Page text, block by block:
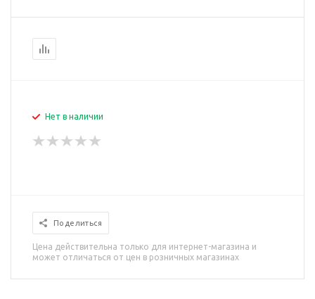
Нет в наличии
Поделиться
Цена действительна только для интернет-магазина и
может отличаться от цен в розничных магазинах